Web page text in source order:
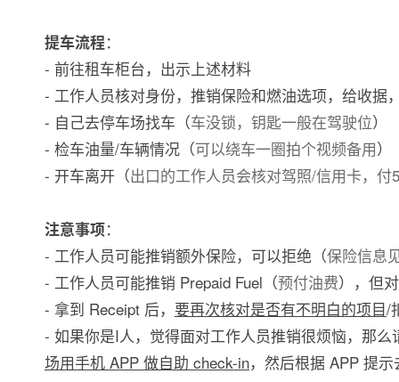
提车流程：
- 前往租车柜台，出示上述材料
- 工作人员核对身份，推销保险和燃油选项，给收据
- 自己去停车场找车（车没锁，钥匙一般在驾驶位）
- 检车油量/车辆情况（可以绕车一圈拍个视频备用）
- 开车离开（出口的工作人员会核对驾照/信用卡，付
注意事项：
- 工作人员可能推销额外保险，可以拒绝（保险信息
- 工作人员可能推销 Prepaid Fuel（预付油费），但
- 拿到 Receipt 后， 要再次核对是否有不明白的项目/
- 如果你是I人，觉得面对工作人员推销很烦恼，那
场用手机 APP 做自助 check-in，然后根据 APP 提